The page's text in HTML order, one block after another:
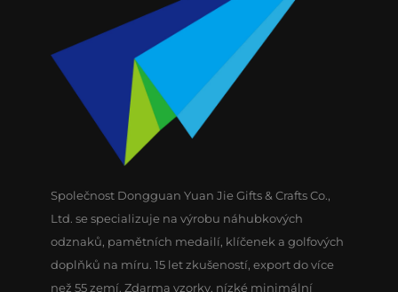
Společnost Dongguan Yuan Jie Gifts & Crafts Co.,
Ltd. se specializuje na výrobu náhubkových
odznaků, pamětních medailí, klíčenek a golfových
doplňků na míru. 15 let zkušeností, export do více
než 55 zemí. Zdarma vzorky, nízké minimální